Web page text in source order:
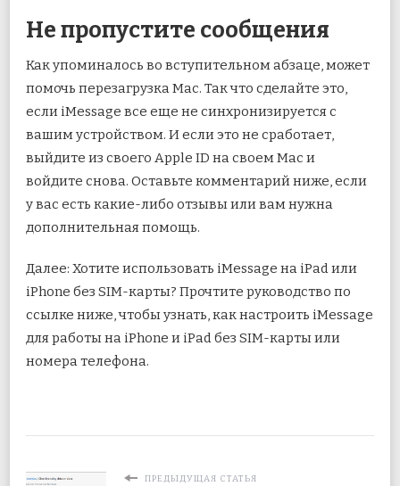
Не пропустите сообщения
Как упоминалось во вступительном абзаце, может
помочь перезагрузка Mac. Так что сделайте это,
если iMessage все еще не синхронизируется с
вашим устройством. И если это не сработает,
выйдите из своего Apple ID на своем Mac и
войдите снова. Оставьте комментарий ниже, если
у вас есть какие-либо отзывы или вам нужна
дополнительная помощь.
Далее: Хотите использовать iMessage на iPad или
iPhone без SIM-карты? Прочтите руководство по
ссылке ниже, чтобы узнать, как настроить iMessage
для работы на iPhone и iPad без SIM-карты или
номера телефона.
ПРЕДЫДУЩАЯ СТАТЬЯ